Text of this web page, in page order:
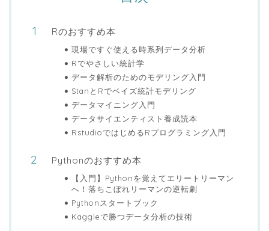
Rのおすすめ本
現場ですぐ使える時系列データ分析
Rでやさしい統計学
データ解析のためのモデリング入門
StanとRでベイズ統計モデリング
データマイニング入門
データサイエンティスト養成読本
RstudioではじめるRプログラミング入門
Pythonのおすすめ本
【入門】Pythonを覚えてエリートリーマン
へ！落ちこぼれリーマンの逆転劇
Pythonスタートブック
Kaggleで勝つデータ分析の技術